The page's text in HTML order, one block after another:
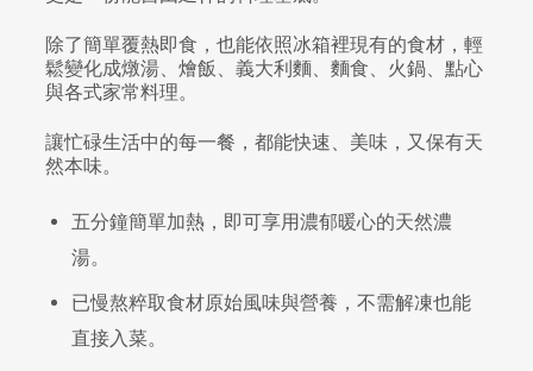
除了簡單覆熱即食，也能依照冰箱裡現有的食材，輕
鬆變化成燉湯、燴飯、義大利麵、麵食、火鍋、點心
與各式家常料理。
讓忙碌生活中的每一餐，都能快速、美味，又保有天
然本味。
五分鐘簡單加熱，即可享用濃郁暖心的天然濃
湯。
已慢熬粹取食材原始風味與營養，不需解凍也能
直接入菜。